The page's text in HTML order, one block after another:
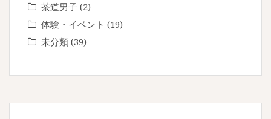
茶道男子 (2)
体験・イベント (19)
未分類 (39)